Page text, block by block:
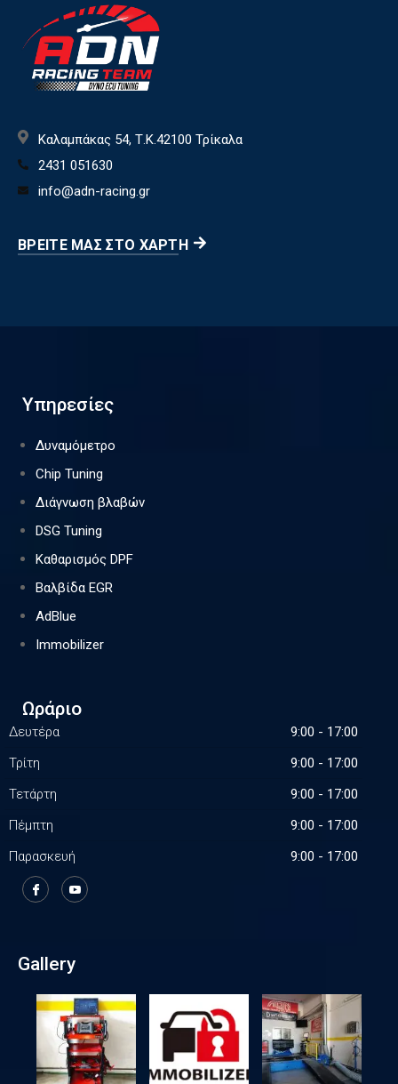
Καλαμπάκας 54, Τ.Κ.42100 Τρίκαλα
2431 051630
info@adn-racing.gr
ΒΡΕΊΤΕ ΜΑΣ ΣΤΟ ΧΆΡΤΗ
Υπηρεσίες
Δυναμόμετρο
Chip Tuning
Διάγνωση βλαβών
DSG Tuning
Καθαρισμός DPF
Βαλβίδα EGR
AdBlue
Immobilizer
Ωράριο
Δευτέρα
9:00 - 17:00
Τρίτη
9:00 - 17:00
Τετάρτη
9:00 - 17:00
Πέμπτη
9:00 - 17:00
Παρασκευή
9:00 - 17:00
Gallery